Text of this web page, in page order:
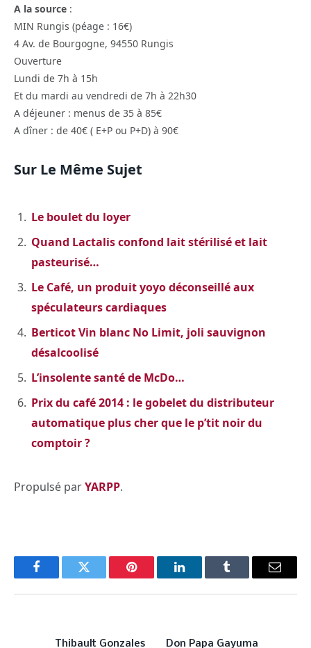
A la source :
MIN Rungis (péage : 16€)
4 Av. de Bourgogne, 94550 Rungis
Ouverture
Lundi de 7h à 15h
Et du mardi au vendredi de 7h à 22h30
A déjeuner : menus de 35 à 85€
A dîner : de 40€ ( E+P ou P+D) à 90€
Sur Le Même Sujet
Le boulet du loyer
Quand Lactalis confond lait stérilisé et lait
pasteurisé…
Le Café, un produit yoyo déconseillé aux
spéculateurs cardiaques
Berticot Vin blanc No Limit, joli sauvignon
désalcoolisé
L’insolente santé de McDo…
Prix du café 2014 : le gobelet du distributeur
automatique plus cher que le p’tit noir du
comptoir ?
Propulsé parYARPP.
FacebookTwitter Pinterest LinkedInTumblr Email
Thibault Gonzales
Don Papa Gayuma